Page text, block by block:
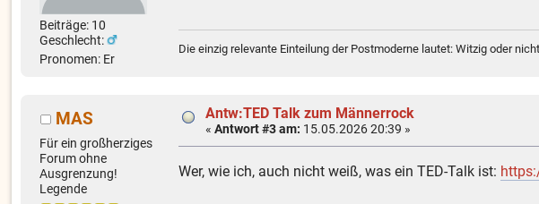
Beiträge: 10
Geschlecht:
Pronomen: Er
Die einzig relevante Einteilung der Postmoderne lautet: Witzig oder
MAS
Für ein großherziges
Forum ohne
Ausgrenzung!
Legende
Antw:TED Talk zum Männerrock
«Antwort #3 am: 15.05.2026 20:39 »
Wer, wie ich, auch nicht weiß, was ein TED-Talk ist: